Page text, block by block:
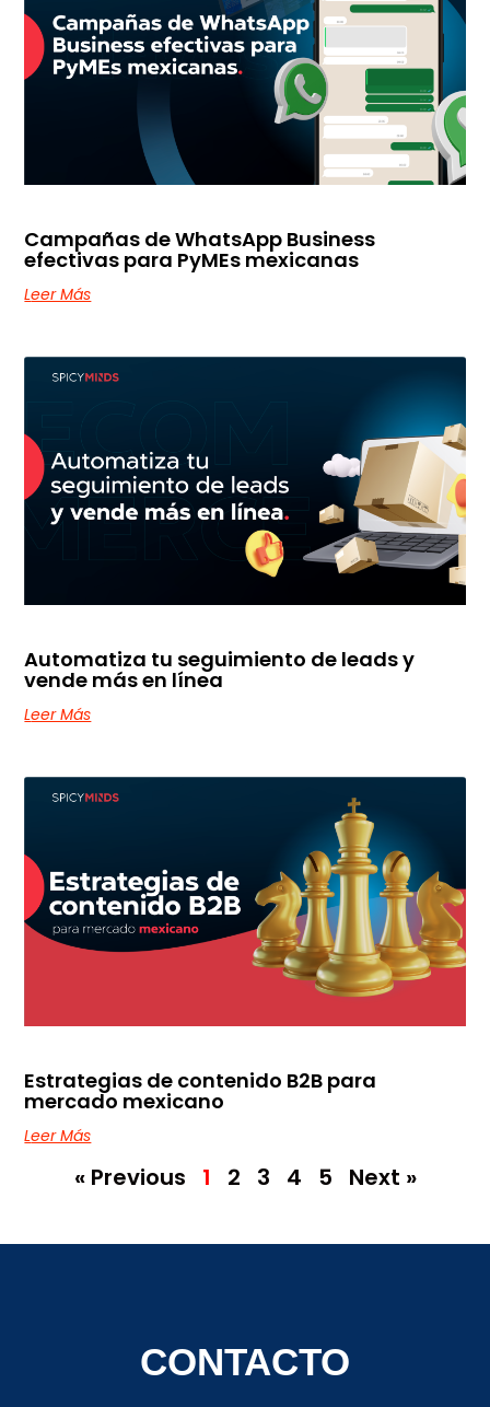
Campañas de WhatsApp Business
efectivas para PyMEs mexicanas
Leer Más
Automatiza tu seguimiento de leads y
vende más en línea
Leer Más
Estrategias de contenido B2B para
mercado mexicano
Leer Más
« Previous 1 2 3 4 5 Next »
CONTACTO